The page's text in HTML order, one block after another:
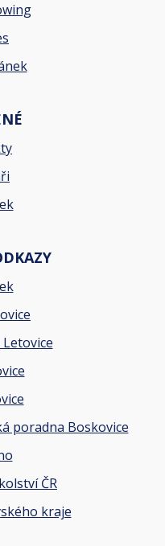
poradna Boskovice
ČR
kraje